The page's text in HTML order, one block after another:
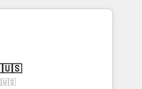
each other. Together we
processes and
– We believe you can grow!
portal development,
and we contribute